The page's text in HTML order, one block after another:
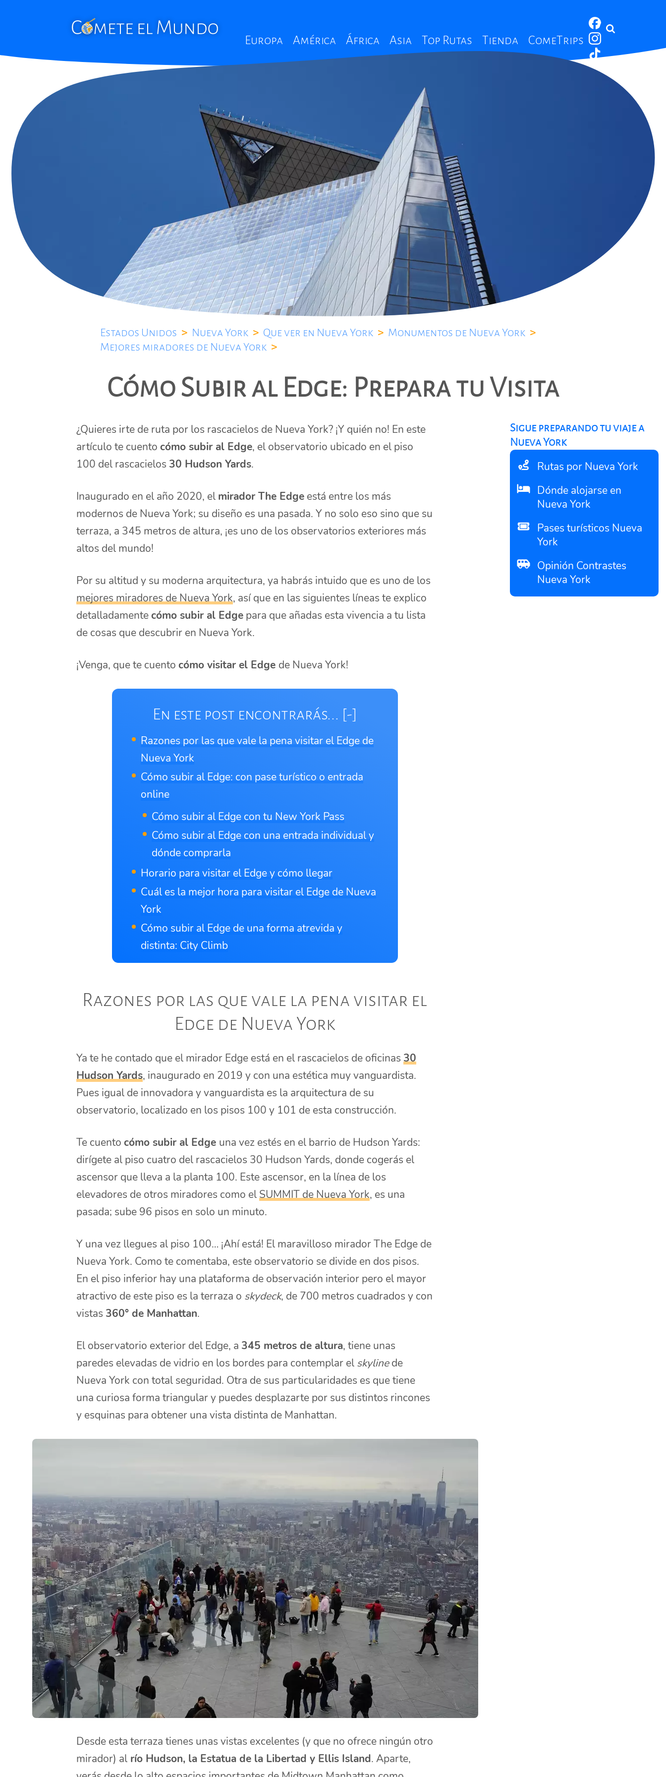
Main
navigation
Europa América África Asia Top Rutas Tienda ComeTrips
Estados Unidos > Nueva York > Que ver en Nueva York > Monumentos de Nueva York >
Mejores miradores de Nueva York >
Cómo Subir al Edge: Prepara tu Visita
¿Quieres irte de ruta por los rascacielos de Nueva York? ¡Y quién no! En este
artículo te cuentocómo subir al Edge, el observatorio ubicado en el piso
100 del rascacielos 30 Hudson Yards.
Inaugurado en el año 2020, el mirador The Edge está entre los más
modernos de Nueva York; su diseño es una pasada. Y no solo eso sino que su
terraza, a 345 metros de altura, ¡es uno de los observatorios exteriores más
altos del mundo!
Por su altitud y su moderna arquitectura, ya habrás intuido que es uno de los
mejores miradores de Nueva York, así que en las siguientes líneas te explico
detalladamentecómo subir al Edge para que añadas esta vivencia a tu lista
de cosas que descubrir en Nueva York.
¡Venga, que te cuentocómo visitar el Edge de Nueva York!
En este post encontrarás...
Razones por las que vale la pena visitar el Edge de
Nueva York
Cómo subir al Edge: con pase turístico o entrada
online
Cómo subir al Edge con tu New York Pass
Cómo subir al Edge con una entrada individual y
dónde comprarla
Horario para visitar el Edge y cómo llegar
Cuál es la mejor hora para visitar el Edge de Nueva
York
Cómo subir al Edge de una forma atrevida y
distinta: City Climb
Razones por las que vale la pena visitar el
Edge de Nueva York
Ya te he contado que el mirador Edge está en el rascacielos de oficinas30
Hudson Yards, inaugurado en 2019 y con una estética muy vanguardista.
Pues igual de innovadora y vanguardista es la arquitectura de su
observatorio, localizado en los pisos 100 y 101 de esta construcción.
Te cuentocómo subir al Edge una vez estés en el barrio de Hudson Yards:
dirígete al piso cuatro del rascacielos 30 Hudson Yards, donde cogerás el
ascensor que lleva a la planta 100. Este ascensor, en la línea de los
elevadores de otros miradores como elSUMMIT de Nueva York, es una
pasada; sube 96 pisos en solo un minuto.
Y una vez llegues al piso 100… ¡Ahí está! El maravilloso mirador The Edge de
Nueva York. Como te comentaba, este observatorio se divide en dos pisos.
En el piso inferior hay una plataforma de observación interior pero el mayor
atractivo de este piso es la terraza o skydeck, de 700 metros cuadrados y con
vistas 360° de Manhattan.
El observatorio exterior del Edge, a 345 metros de altura, tiene unas
paredes elevadas de vidrio en los bordes para contemplar el skylinede
Nueva York con total seguridad. Otra de sus particularidades es que tiene
una curiosa forma triangular y puedes desplazarte por sus distintos rincones
y esquinas para obtener una vista distinta de Manhattan.
Desde esta terraza tienes unas vistas excelentes (y que no ofrece ningún otro
mirador) al río Hudson, la Estatua de la Libertad y Ellis Island. Aparte,
Sigue preparando tu viaje a
Nueva York
Rutas por Nueva York
Dónde alojarse en
Nueva York
Pases turísticos Nueva
York
Opinión Contrastes
Nueva York